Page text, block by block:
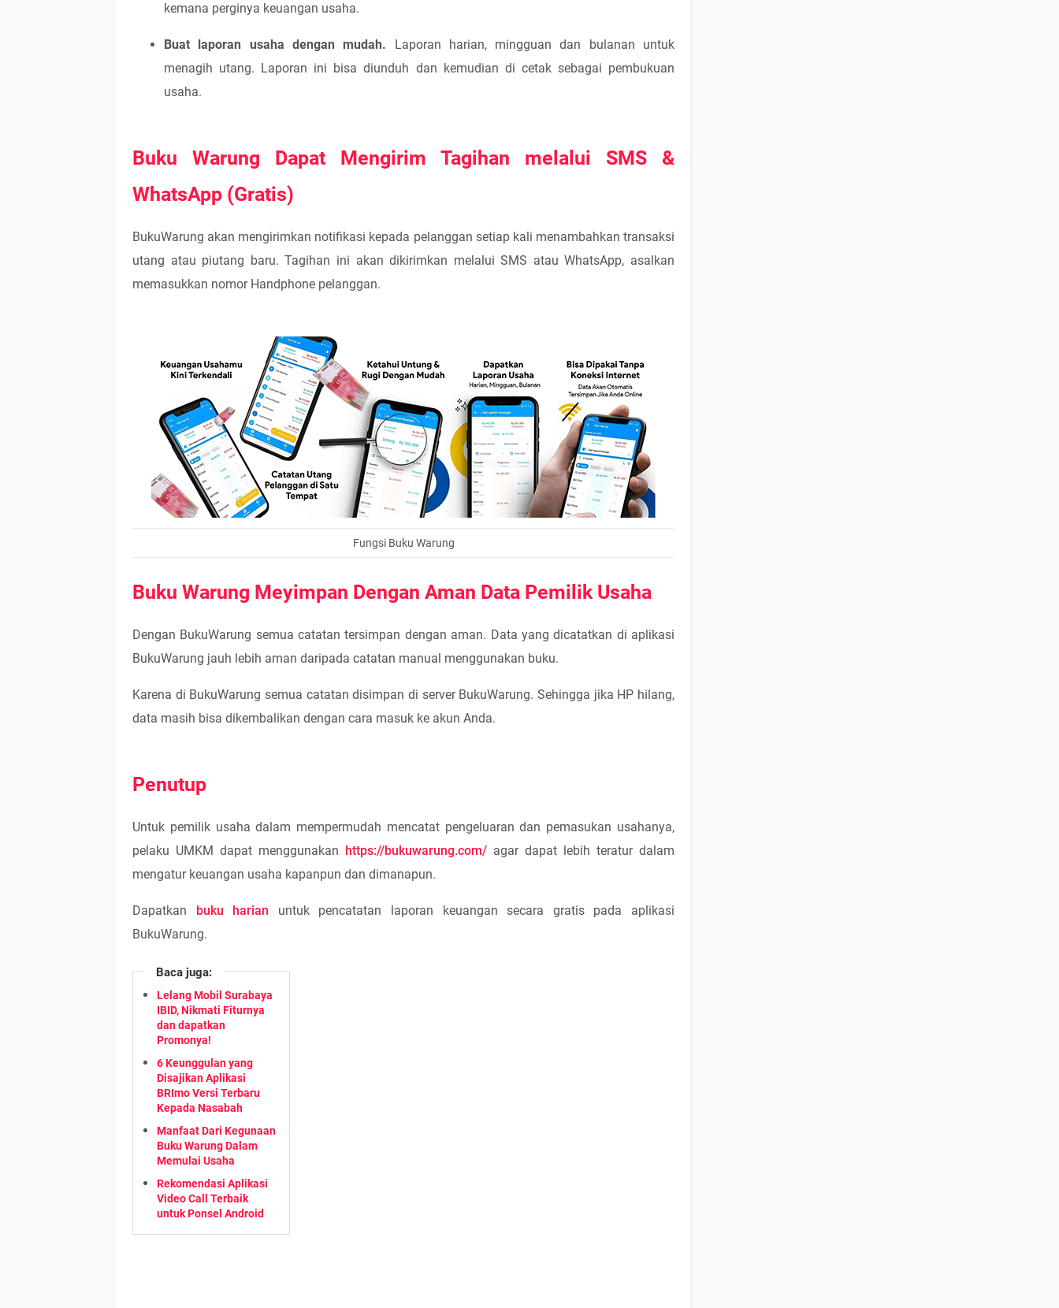
kemana perginya keuangan usaha.
Buat laporan usaha dengan mudah. Laporan harian, mingguan dan bulanan untuk
menagih utang. Laporan ini bisa diunduh dan kemudian di cetak sebagai pembukuan
usaha.
Buku Warung Dapat Mengirim Tagihan melalui SMS &
WhatsApp (Gratis)
BukuWarung akan mengirimkan notifikasi kepada pelanggan setiap kali menambahkan transaksi
utang atau piutang baru. Tagihan ini akan dikirimkan melalui SMS atau WhatsApp, asalkan
memasukkan nomor Handphone pelanggan.
Fungsi Buku Warung
Buku Warung Meyimpan Dengan Aman Data Pemilik Usaha
Dengan BukuWarung semua catatan tersimpan dengan aman. Data yang dicatatkan di aplikasi
BukuWarung jauh lebih aman daripada catatan manual menggunakan buku.
Karena di BukuWarung semua catatan disimpan di server BukuWarung. Sehingga jika HP hilang,
data masih bisa dikembalikan dengan cara masuk ke akun Anda.
Penutup
Untuk pemilik usaha dalam mempermudah mencatat pengeluaran dan pemasukan usahanya,
pelaku UMKM dapat menggunakan https://bukuwarung.com/ agar dapat lebih teratur dalam
mengatur keuangan usaha kapanpun dan dimanapun.
Dapatkan buku harian untuk pencatatan laporan keuangan secara gratis pada aplikasi
BukuWarung.
Baca juga:
Lelang Mobil Surabaya
IBID, Nikmati Fiturnya
dan dapatkan
Promonya!
6 Keunggulan yang
Disajikan Aplikasi
BRImo Versi Terbaru
Kepada Nasabah
Manfaat Dari Kegunaan
Buku Warung Dalam
Memulai Usaha
Rekomendasi Aplikasi
Video Call Terbaik
untuk Ponsel Android